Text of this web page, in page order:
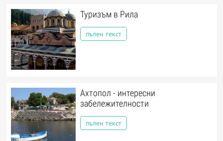
Туризъм в Рила
пълен текст
Ахтопол - интересни
забележителности
пълен текст